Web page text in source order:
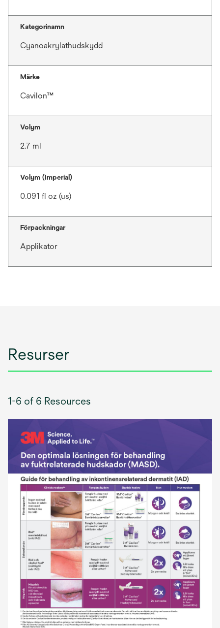
Kategorinamn
Cyanoakrylathudskydd
Märke
Cavilon™
Volym
2.7 ml
Volym (Imperial)
0.091 fl oz (us)
Förpackningar
Applikator
Resurser
1-6 of 6 Resources